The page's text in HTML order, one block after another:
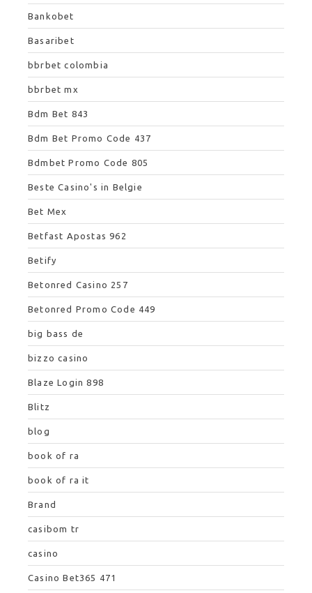
Bankobet
Basaribet
bbrbet colombia
bbrbet mx
Bdm Bet 843
Bdm Bet Promo Code 437
Bdmbet Promo Code 805
Beste Casino's in Belgie
Bet Mex
Betfast Apostas 962
Betify
Betonred Casino 257
Betonred Promo Code 449
big bass de
bizzo casino
Blaze Login 898
Blitz
blog
book of ra
book of ra it
Brand
casibom tr
casino
Casino Bet365 471